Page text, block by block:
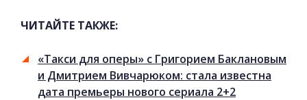
ЧИТАЙТЕ ТАКЖЕ:
«Такси для оперы» с Григорием Баклановым
и Дмитрием Вивчарюком: стала известна
дата премьеры нового сериала 2+2